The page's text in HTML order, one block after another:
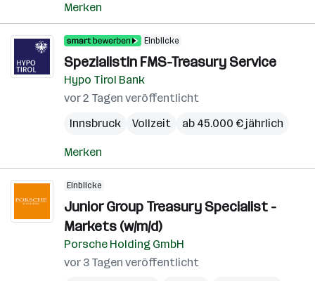
Merken
Einblicke
SpezialistIn FMS-Treasury Service
Hypo Tirol Bank
vor 2 Tagen veröffentlicht
Innsbruck
Vollzeit ab 45.000 € jährlich
Merken
Einblicke
Junior Group Treasury Specialist -
Markets (w/m/d)
Porsche Holding GmbH
vor 3 Tagen veröffentlicht